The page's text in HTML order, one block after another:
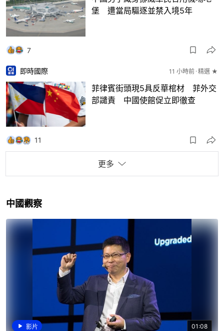
堡 遭當局驅逐並禁入境5年
7
即時國際 11 小時前 精選 ★
菲律賓街頭現5具反華棺材 菲外交
部譴責 中國使館促立即徹查
11
更多
中國觀察
影片 01:08